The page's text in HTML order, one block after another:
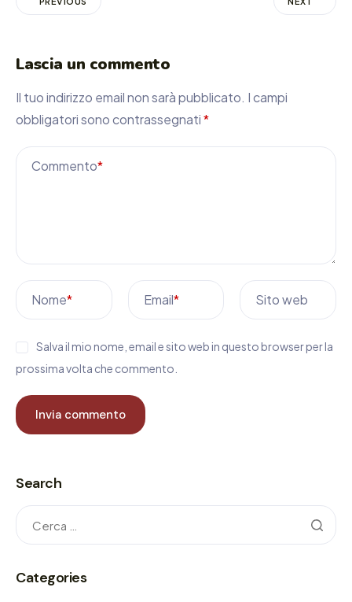
Lascia un commento
Il tuo indirizzo email non sarà pubblicato. I campi
obbligatori sono contrassegnati*
Commento*
Nome* Email* Sito web
Salva il mio nome, email e sito web in questo browser per la
prossima volta che commento.
Search
Categories